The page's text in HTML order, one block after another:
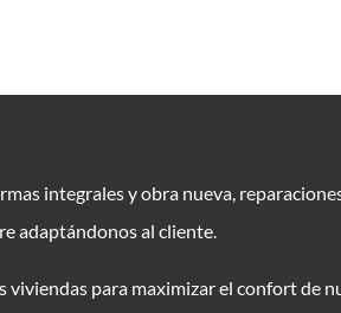
integrales y obra nueva,
adaptándonos al cliente.
para maximizar el confort de